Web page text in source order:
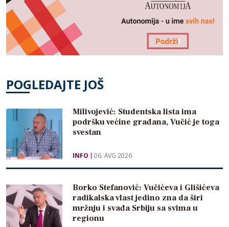
POGLEDAJTE JOŠ
Milivojević: Studentska lista ima
podršku većine građana, Vučić je toga
svestan
INFO 06. AVG 2026
Borko Stefanović: Vučićeva i Glišićeva
radikalska vlast jedino zna da širi
mržnju i svađa Srbiju sa svima u
regionu